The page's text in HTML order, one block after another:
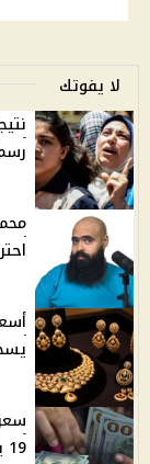
لا يفوتك
رسميًا
يسجل 6090 جنيهًا
19 يونيو 2026 في البنوك والسوق الموازية